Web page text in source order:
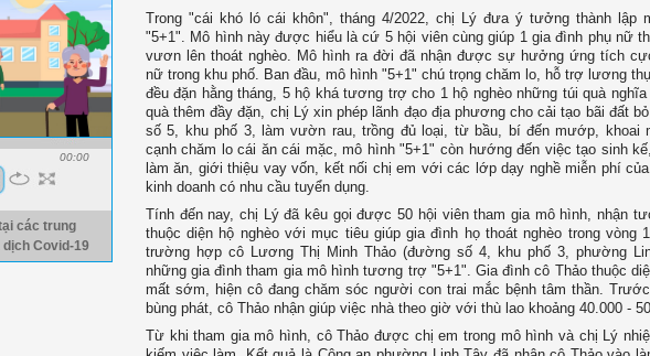
00:00
các trung
Covid-19
Trong "cái khó ló cái khôn", tháng 4/2022, chị Lý đưa ý tưởng thành lập
"5+1". Mô hình này được hiểu là cứ 5 hội viên cùng giúp 1 gia đình phụ nữ
vươn lên thoát nghèo. Mô hình ra đời đã nhận được sự hưởng ứng tích
nữ trong khu phố. Ban đầu, mô hình "5+1" chú trọng chăm lo, hỗ trợ lương
đều đặn hằng tháng, 5 hộ khá tương trợ cho 1 hộ nghèo những túi quà
quà thêm đầy đặn, chị Lý xin phép lãnh đạo địa phương cho cải tạo bãi đất
số 5, khu phố 3, làm vườn rau, trồng đủ loại, từ bầu, bí đến mướp,
cạnh chăm lo cái ăn cái mặc, mô hình "5+1" còn hướng đến việc tạo sinh
làm ăn, giới thiệu vay vốn, kết nối chị em với các lớp dạy nghề miễn phí
kinh doanh có nhu cầu tuyển dụng.
Tính đến nay, chị Lý đã kêu gọi được 50 hội viên tham gia mô hình, nhận
thuộc diện hộ nghèo với mục tiêu giúp gia đình họ thoát nghèo trong vòng
trường hợp cô Lương Thị Minh Thảo (đường số 4, khu phố 3, phường
những gia đình tham gia mô hình tương trợ "5+1". Gia đình cô Thảo thuộc
mất sớm, hiện cô đang chăm sóc người con trai mắc bệnh tâm thần.
bùng phát, cô Thảo nhận giúp việc nhà theo giờ với thù lao khoảng 40.000 -
Từ khi tham gia mô hình, cô Thảo được chị em trong mô hình và chị Lý